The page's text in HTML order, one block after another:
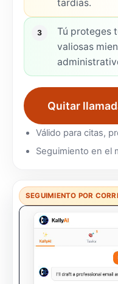
tardías.
3
Tú proteges
valiosas
Quitar
Válido para citas,
Seguimiento en el
SEGUIMIENTO POR